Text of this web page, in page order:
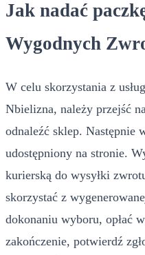
Jak nadać
Wygodnych
W celu skorzystania z
Nbielizna, należy przejść
odnaleźć sklep. Następnie
udostępniony na stronie.
kurierską do wysyłki
skorzystać z
dokonaniu wyboru, opłać
zakończenie, potwierdź